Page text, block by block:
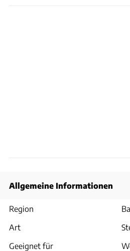
Allgemeine Informationen
Region
Art
Geeignet für